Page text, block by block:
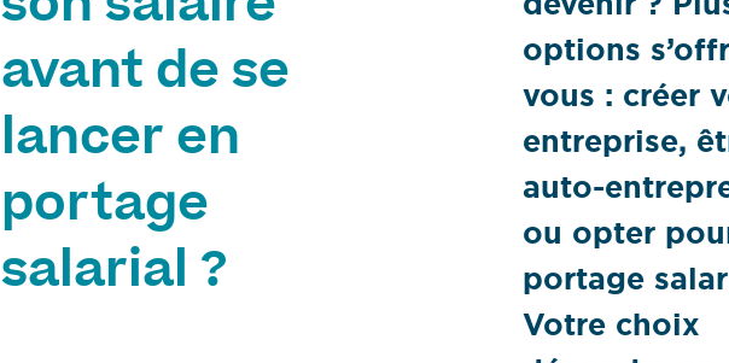
son salaire
avant de se
lancer en
portage
salarial ?
options
vous : créer
entreprise,
auto-
ou opter
portage
Votre choix